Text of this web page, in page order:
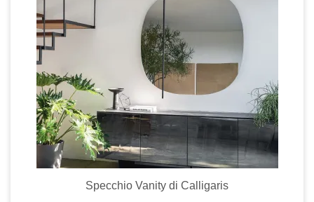
Specchio Vanity di Calligaris